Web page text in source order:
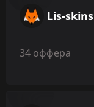
Lis-skins
34 оффера